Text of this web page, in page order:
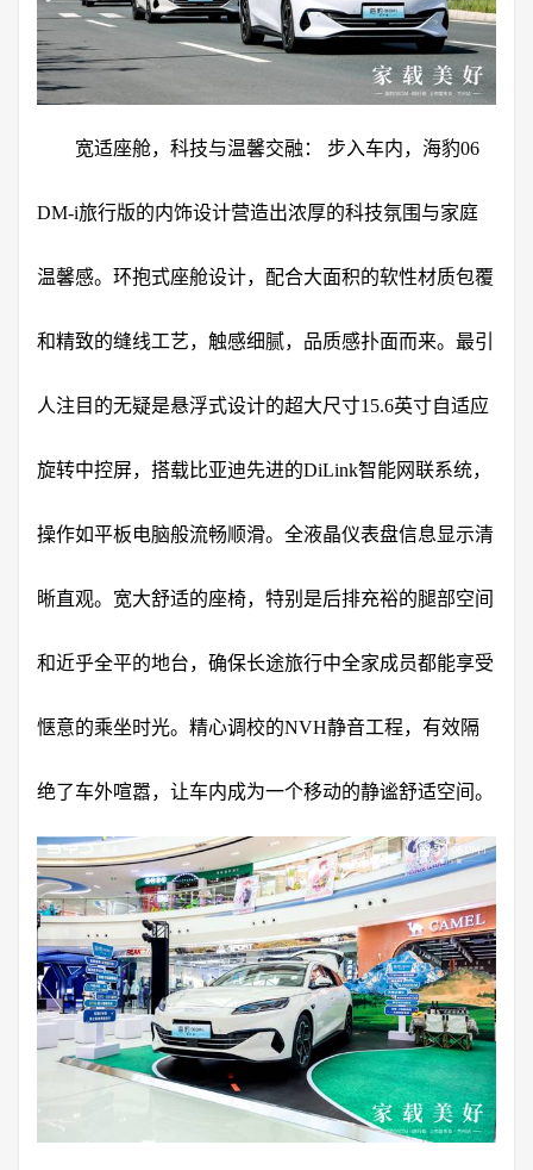
宽适座舱，科技与温馨交融： 步入车内，海豹06
DM-i旅行版的内饰设计营造出浓厚的科技氛围与家庭
温馨感。环抱式座舱设计，配合大面积的软性材质包覆
和精致的缝线工艺，触感细腻，品质感扑面而来。最引
人注目的无疑是悬浮式设计的超大尺寸15.6英寸自适应
旋转中控屏，搭载比亚迪先进的DiLink智能网联系统，
操作如平板电脑般流畅顺滑。全液晶仪表盘信息显示清
晰直观。宽大舒适的座椅，特别是后排充裕的腿部空间
和近乎全平的地台，确保长途旅行中全家成员都能享受
惬意的乘坐时光。精心调校的NVH静音工程，有效隔
绝了车外喧嚣，让车内成为一个移动的静谧舒适空间。